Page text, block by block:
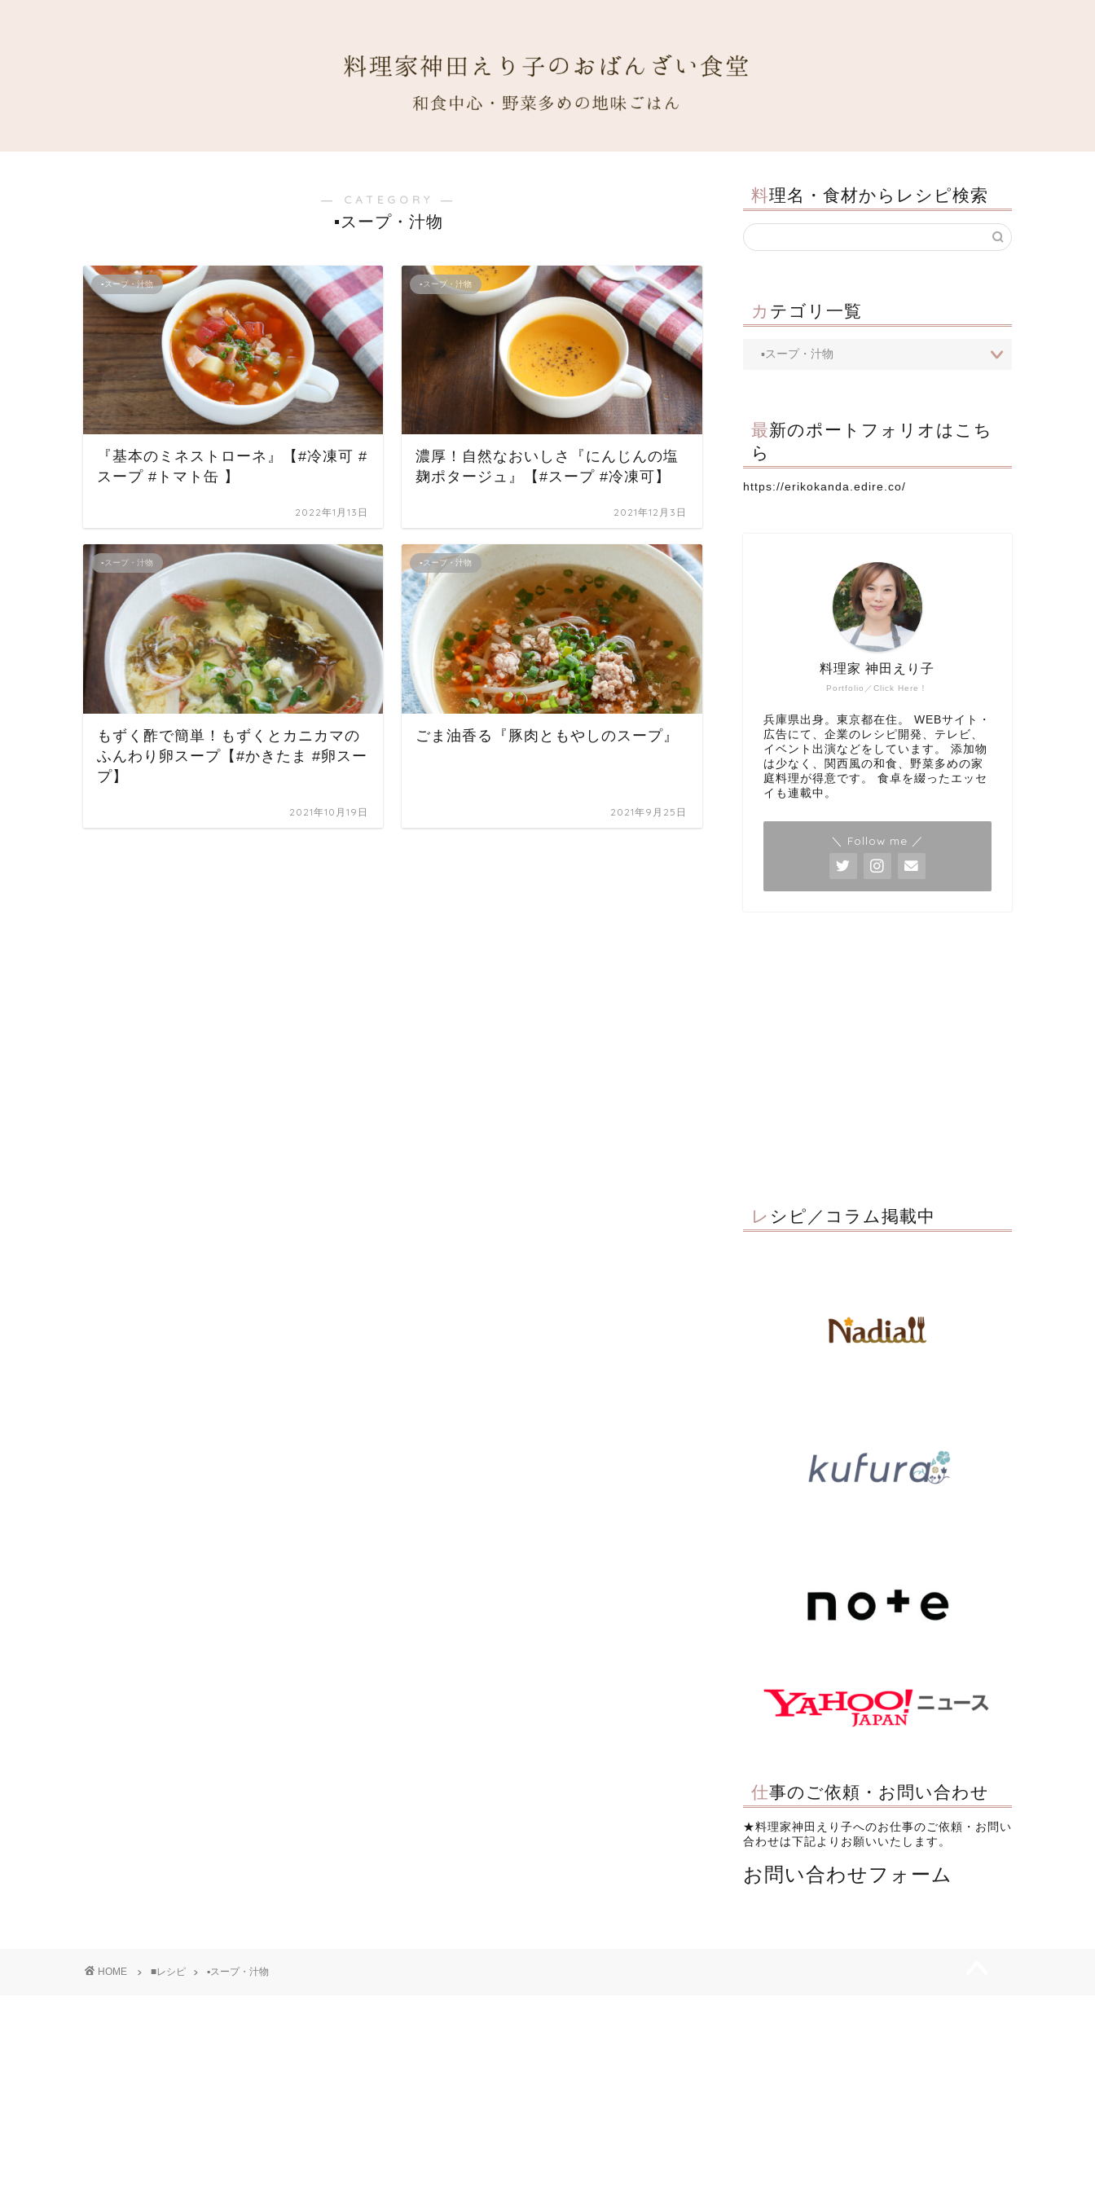
― CATEGORY ―
▪スープ・汁物
▪スープ・汁物
『基本のミネストローネ』【#冷凍可 #
スープ #トマト缶 】
2022年1月13日
▪スープ・汁物
濃厚！自然なおいしさ『にんじんの塩
麹ポタージュ』【#スープ #冷凍可】
2021年12月3日
▪スープ・汁物
もずく酢で簡単！もずくとカニカマの
ふんわり卵スープ【#かきたま #卵スー
プ】
2021年10月19日
▪スープ・汁物
ごま油香る『豚肉ともやしのスープ』
2021年9月25日
料理名・食材からレシピ検索
カテゴリ一覧
最新のポートフォリオはこち
ら
https://erikokanda.edire.co/
Portfolio／Click Here！
料理家 神田えり子
兵庫県出身。東京都在住。 WEBサイト・
広告にて、企業のレシピ開発、テレビ、
イベント出演などをしています。 添加物
は少なく、関西風の和食、野菜多めの家
庭料理が得意です。 食卓を綴ったエッセ
イも連載中。
＼ Follow me ／
レシピ／コラム掲載中
仕事のご依頼・お問い合わせ
★料理家神田えり子へのお仕事のご依頼・お問い
合わせは下記よりお願いいたします。
お問い合わせフォーム
HOME ■レシピ ▪スープ・汁物